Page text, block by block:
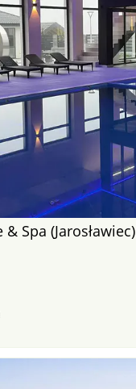
Spa (Jarosławiec)